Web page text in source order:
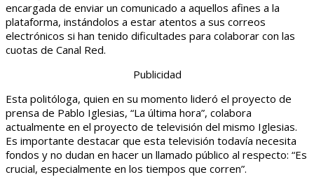
encargada de enviar un comunicado a aquellos afines a la
plataforma, instándolos a estar atentos a sus correos
electrónicos si han tenido dificultades para colaborar con las
cuotas de Canal Red.
Publicidad
Esta politóloga, quien en su momento lideró el proyecto de
prensa de Pablo Iglesias, “La última hora”, colabora
actualmente en el proyecto de televisión del mismo Iglesias.
Es importante destacar que esta televisión todavía necesita
fondos y no dudan en hacer un llamado público al respecto: “Es
crucial, especialmente en los tiempos que corren”.